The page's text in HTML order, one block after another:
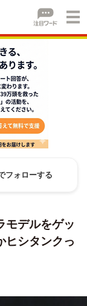
フォローする
モデルをゲッ
ヒシタンクっ